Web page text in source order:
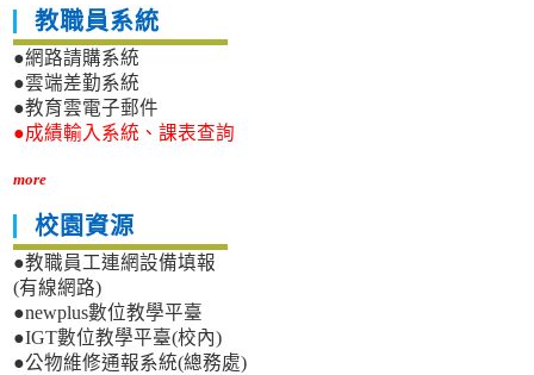
教職員系統
●網路請購系統
●雲端差勤系統
●教育雲電子郵件
●成績輸入系統、課表查詢
more
校園資源
●教職員工連網設備填報
(有線網路)
●newplus數位教學平臺
●IGT數位教學平臺(校內)
●公物維修通報系統(總務處)